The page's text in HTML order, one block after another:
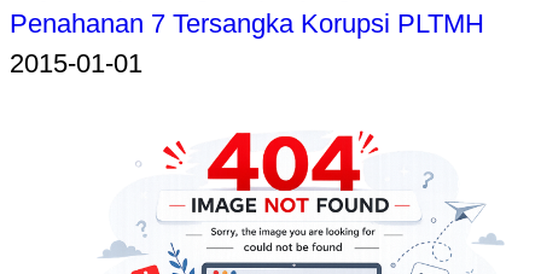
Penahanan 7 Tersangka Korupsi PLTMH
2015-01-01